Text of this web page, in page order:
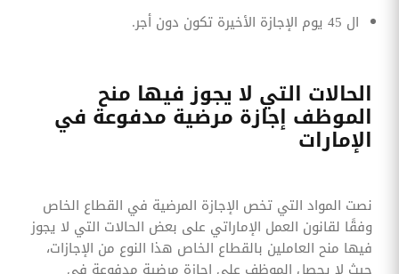
ال 45 يوم الإجازة الأخيرة تكون دون أجر.
الحالات التي لا يجوز فيها منح
الموظف إجازة مرضية مدفوعة في
الإمارات
نصت المواد التي تخص الإجازة المرضية في القطاع الخاص
وفقًا لقانون العمل الإماراتي على بعض الحالات التي لا يجوز
فيها منح العاملين بالقطاع الخاص هذا النوع من الإجازات،